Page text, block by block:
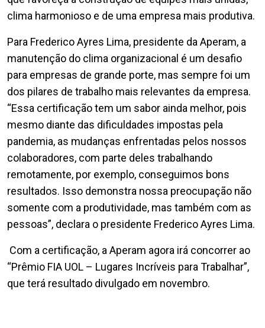
clima harmonioso e de uma empresa mais produtiva.
Para Frederico Ayres Lima, presidente da Aperam, a
manutenção do clima organizacional é um desafio
para empresas de grande porte, mas sempre foi um
dos pilares de trabalho mais relevantes da empresa.
“Essa certificação tem um sabor ainda melhor, pois
mesmo diante das dificuldades impostas pela
pandemia, as mudanças enfrentadas pelos nossos
colaboradores, com parte deles trabalhando
remotamente, por exemplo, conseguimos bons
resultados. Isso demonstra nossa preocupação não
somente com a produtividade, mas também com as
pessoas”, declara o presidente Frederico Ayres Lima.
Com a certificação, a Aperam agora irá concorrer ao
“Prêmio FIA UOL – Lugares Incríveis para Trabalhar”,
que terá resultado divulgado em novembro.